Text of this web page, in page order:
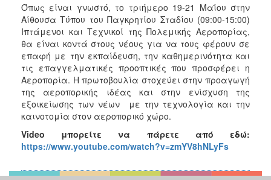
Όπως είναι γνωστό, το τριήμερο 19-21 Μαΐου στην
Αίθουσα Τύπου του Παγκρητίου Σταδίου (09:00-15:00)
Ιπτάμενοι και Τεχνικοί της Πολεμικής Αεροπορίας,
θα είναι κοντά στους νέους για να τους φέρουν σε
επαφή με την εκπαίδευση, την καθημερινότητα και
τις επαγγελματικές προοπτικές που προσφέρει η
Αεροπορία. Η πρωτοβουλία στοχεύει στην προαγωγή
της αεροπορικής ιδέας και στην ενίσχυση της
εξοικείωσης των νέων με την τεχνολογία και την
καινοτομία στον αεροπορικό χώρο.
Video μπορείτε να πάρετε από εδώ:
https://www.youtube.com/watch?v=zmYV8hNLyFs